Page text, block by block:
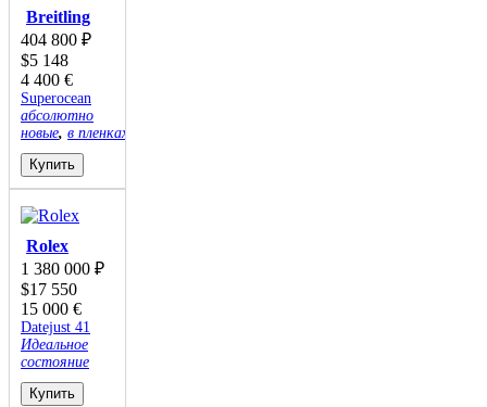
Breitling
404 800 ₽
$5 148
4 400 €
Superocean
абсолютно
новые, в пленках
Купить
Rolex
1 380 000 ₽
$17 550
15 000 €
Datejust 41
Идеальное
состояние
Купить